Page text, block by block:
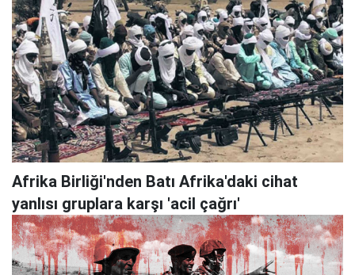
Afrika Birliği'nden Batı Afrika'daki cihat
yanlısı gruplara karşı 'acil çağrı'